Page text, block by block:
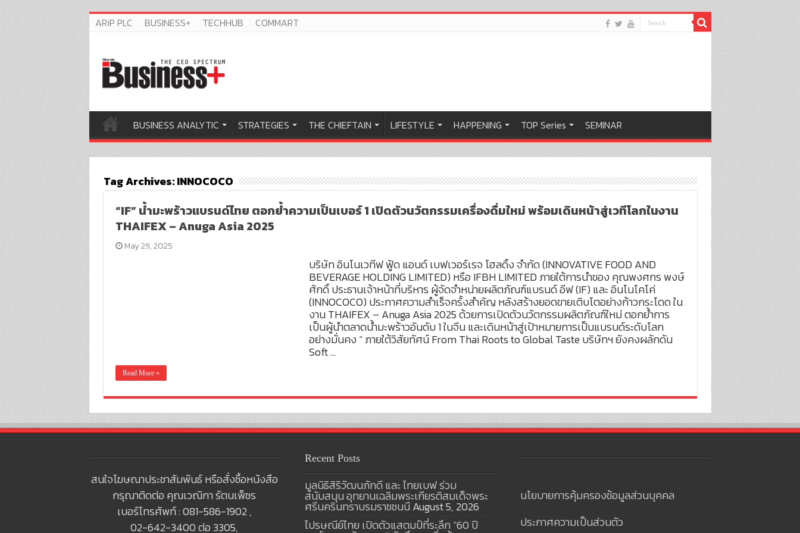
ARiP PLC BUSINESS+ TECHHUB COMMART
BUSINESS ANALYTIC STRATEGIES THE CHIEFTAIN LIFESTYLE HAPPENING TOP Series SEMINAR
Tag Archives:INNOCOCO
“IF” น้ำมะพร้าวแบรนด์ไทย ตอกย้ำความเป็นเบอร์ 1 เปิดตัวนวัตกรรมเครื่องดื่มใหม่ พร้อมเดินหน้าสู่เวทีโลกในงาน
THAIFEX – Anuga Asia 2025
May 29, 2025
บริษัท อินโนเวทีฟ ฟู้ด แอนด์ เบฟเวอร์เรจ โฮลดิ้ง จำกัด (INNOVATIVE FOOD AND
BEVERAGE HOLDING LIMITED) หรือ IFBH LIMITED ภายใต้การนำของ คุณพงศกร พงษ์
ศักดิ์ ประธานเจ้าหน้าที่บริหาร ผู้จัดจำหน่ายผลิตภัณฑ์แบรนด์ อีฟ (IF) และ อินโนโคโค่
(INNOCOCO) ประกาศความสำเร็จครั้งสำคัญ หลังสร้างยอดขายเติบโตอย่างก้าวกระโดด ใน
งาน THAIFEX – Anuga Asia 2025 ด้วยการเปิดตัวนวัตกรรมผลิตภัณฑ์ใหม่ ตอกย้ำการ
เป็นผู้นำตลาดน้ำมะพร้าวอันดับ 1 ในจีน และเดินหน้าสู่เป้าหมายการเป็นแบรนด์ระดับโลก
อย่างมั่นคง “ ภายใต้วิสัยทัศน์ From Thai Roots to Global Taste บริษัทฯ ยังคงผลักดัน
Soft …
Read More »
สนใจโฆษณาประชาสัมพันธ์ หรือสั่งซื้อหนังสือ
กรุณาติดต่อ คุณเวณิกา รัตนเพ็ชร
เบอร์โทรศัพท์ : 081-586-1902 ,
02-642-3400 ต่อ 3305,
Recent Posts
มูลนิธิสิริวัฒนภักดี และ ไทยเบฟ ร่วม
สนับสนุน อุทยานเฉลิมพระเกียรติสมเด็จพระ
ศรีนครินทราบรมราชชนนี August 5, 2026
ไปรษณีย์ไทย เปิดตัวแสตมป์ที่ระลึก “60 ปี
นโยบายการคุ้มครองข้อมูลส่วนบุคคล
ประกาศความเป็นส่วนตัว